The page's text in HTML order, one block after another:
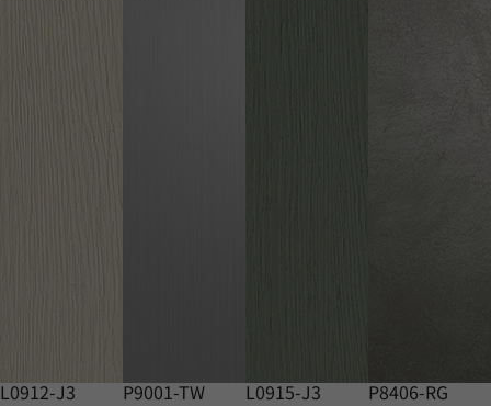
L0912-J3 P9001-TW L0915-J3 P8406-RG